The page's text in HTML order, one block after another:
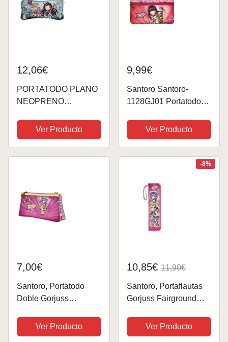
12,06€
PORTATODO PLANO
NEOPRENO
"CURIOSITY"
Ver Producto
9,99€
Santoro Santoro-
1128GJ01 Portatodo
Gorjuss Fairground
Carousel
23,4X15,5X1,5Cm,
(1128GJ01)
Ver Producto
7,00€
Santoro, Portatodo
Doble Gorjuss
115X215X50Cm
Unisex niños,
Ver Producto
-8%
10,85€ 11,90€
Santoro, Portaflautas
Gorjuss Fairground
10X36X2,5Cm Unisex
niños, Multicolor, Talla
Ver Producto